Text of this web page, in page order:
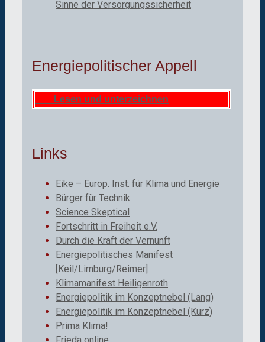
Sinne der Versorgungssicherheit
Energiepolitischer Appell
Lesen und unterzeichnen
Links
Eike – Europ. Inst. für Klima und Energie
Bürger für Technik
Science Skeptical
Fortschritt in Freiheit e.V.
Durch die Kraft der Vernunft
Energiepolitisches Manifest
[Keil/Limburg/Reimer]
Klimamanifest Heiligenroth
Energiepolitik im Konzeptnebel (Lang)
Energiepolitik im Konzeptnebel (Kurz)
Prima Klima!